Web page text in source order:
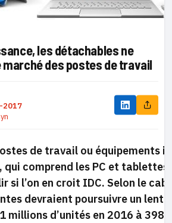
les détachables ne
des postes de travail
2017
de travail ou équipements
qui comprend les PC et
si l’on en croit IDC. Selon le
devraient poursuivre un lent
millions d’unités en 2016 à